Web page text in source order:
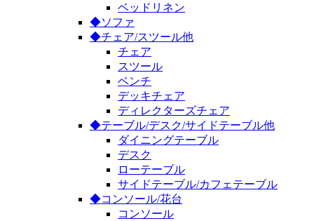
ベッドリネン
◆ソファ
◆チェア/スツール他
チェア
スツール
ベンチ
デッキチェア
ディレクターズチェア
◆テーブル/デスク/サイドテーブル他
ダイニングテーブル
デスク
ローテーブル
サイドテーブル/カフェテーブル
◆コンソール/花台
コンソール